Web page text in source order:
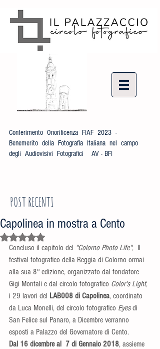
Conferimento Onorificenza FIAF 2023 -
Benemerito della Fotografia Italiana nel campo
degli Audiovisivi Fotografici AV - BFI
POST RECENTI
Capolinea in mostra a Cento
Valutazione NaN stelle su 5.
Concluso il capitolo del "Colorno Photo Life",  Il
festival fotografico della Reggia di Colorno ormai
alla sua 8° edizione, organizzato dal fondatore
Gigi Montali e dal circolo fotografico Color's Light,
i 29 lavori del LAB008 di Capolinea, coordinato
da Luca Monelli, del circolo fotografico Eyes di
San Felice sul Panaro, a Dicembre verranno
esposti a Palazzo del Governatore di Cento.
Dal 16 dicembre al  7 di Gennaio 2018, assieme